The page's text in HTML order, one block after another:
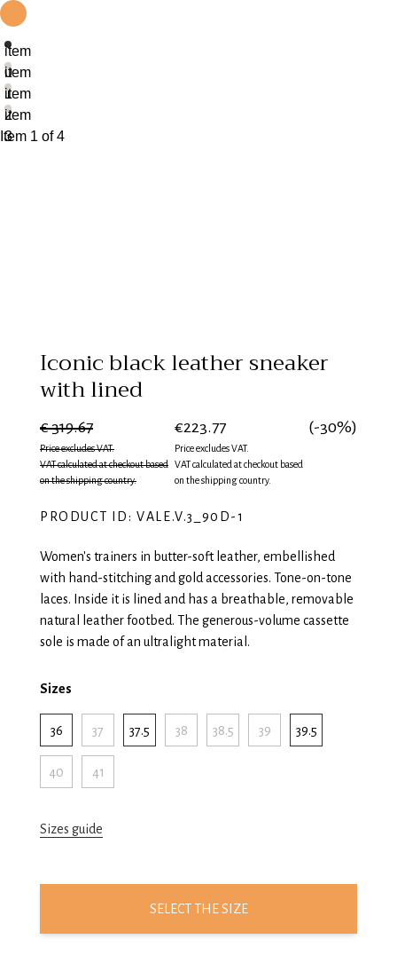
item
0
item
1
item
2
item
3
Item 1 of 4
Iconic black leather sneaker
with lined
€ 319.67
Price excludes VAT.
VAT calculated at checkout based
on the shipping country.
€223.77
Price excludes VAT.
VAT calculated at checkout based
on the shipping country.
(-30%)
PRODUCT ID: VALE.V.3_90D-1
Women's trainers in butter-soft leather, embellished
with hand-stitching and gold accessories. Tone-on-tone
laces. Inside it is lined and has a breathable, removable
natural leather footbed. The generous-volume cassette
sole is made of an ultralight material.
Sizes
36 37 37.5 38 38.5 39 39.5
40 41
Sizes guide
SELECT THE SIZE